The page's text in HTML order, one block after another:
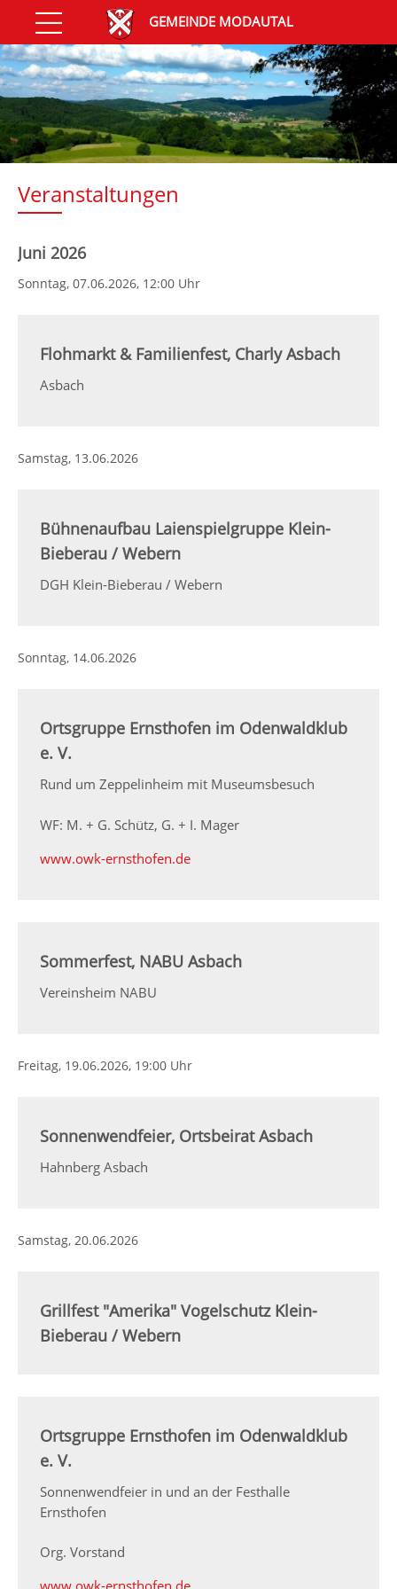
GEMEINDE MODAUTAL
Veranstaltungen
Juni 2026
Sonntag, 07.06.2026, 12:00 Uhr
Flohmarkt & Familienfest, Charly Asbach
Asbach
Samstag, 13.06.2026
Bühnenaufbau Laienspielgruppe Klein-
Bieberau / Webern
DGH Klein-Bieberau / Webern
Sonntag, 14.06.2026
Ortsgruppe Ernsthofen im Odenwaldklub
e. V.
Rund um Zeppelinheim mit Museumsbesuch
WF: M. + G. Schütz, G. + I. Mager
www.owk-ernsthofen.de
Sommerfest, NABU Asbach
Vereinsheim NABU
Freitag, 19.06.2026, 19:00 Uhr
Sonnenwendfeier, Ortsbeirat Asbach
Hahnberg Asbach
Samstag, 20.06.2026
Grillfest "Amerika" Vogelschutz Klein-
Bieberau / Webern
Ortsgruppe Ernsthofen im Odenwaldklub
e. V.
Sonnenwendfeier in und an der Festhalle
Ernsthofen
Org. Vorstand
www.owk-ernsthofen.de